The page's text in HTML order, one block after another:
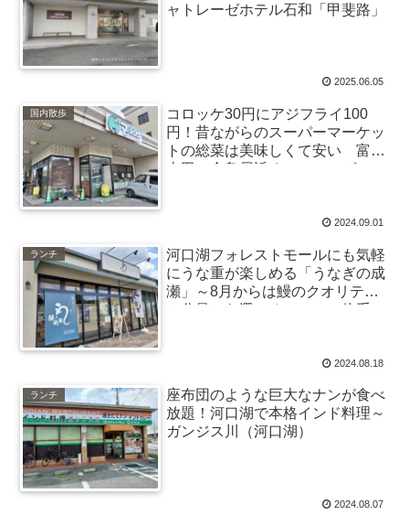
ャトレーゼホテル石和「甲斐路」
2025.06.05
国内散歩
コロッケ30円にアジフライ100
円！昔ながらのスーパーマーケッ
トの総菜は美味しくて安い 富士
吉田の金鳥居近くのマルシゲへ
2024.09.01
ランチ
河口湖フォレストモールにも気軽
にうな重が楽しめる「うなぎの成
瀬」～8月からは鰻のクオリティ
と分量から選べるメニュー体系
2024.08.18
ランチ
座布団のような巨大なナンが食べ
放題！河口湖で本格インド料理～
ガンジス川（河口湖）
2024.08.07